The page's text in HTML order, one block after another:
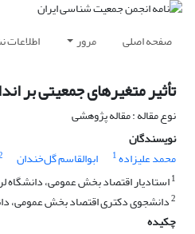
صفحه اصلی مرور اطلاعات
تأثیر متغیرهای جمعیتی بر
نوع مقاله : مقاله پژوهشی
نویسندگان
محمد علیزاده1 ابوالقاسم گل‌خندان
1استادیار اقتصاد بخش عمومی، دانشگاه
2دانشجوی دکتری اقتصاد بخش عمومی،
چکیده